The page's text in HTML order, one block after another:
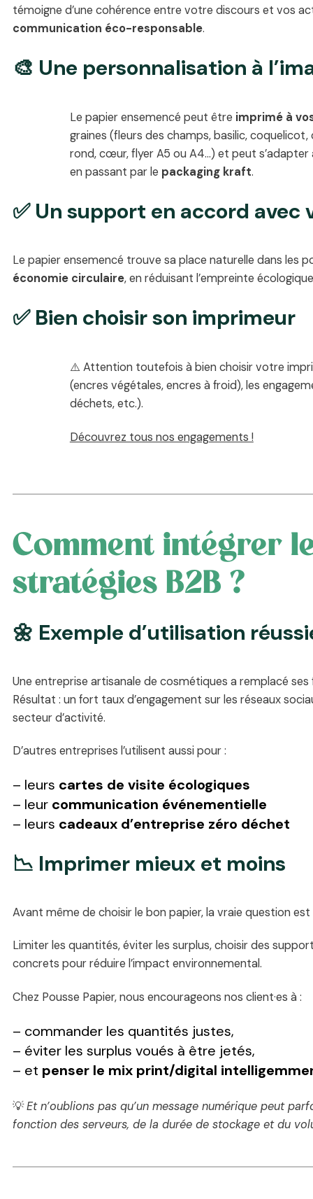
témoigne d’une cohérence entre votre discours et vos
communication éco-responsable.
🎨 Une personnalisation à
Le papier ensemencé peut être imprimé à
graines (fleurs des champs, basilic,
rond, cœur, flyer A5 ou A4…) et peut
en passant par le packaging kraft.
✅ Un support en accord avec
Le papier ensemencé trouve sa place naturelle dans les
économie circulaire, en réduisant l’empreinte
✅ Bien choisir son imprimeur
⚠️ Attention toutefois à bien choisir votre
(encres végétales, encres à froid), les
déchets, etc.).
Découvrez tous nos engagements !
Comment intégrer
stratégies B2B ?
🌼 Exemple d’utilisation
Une entreprise artisanale de cosmétiques a remplacé
Résultat : un fort taux d’engagement sur les réseaux
secteur d’activité.
D’autres entreprises l’utilisent aussi pour :
– leurs cartes de visite écologiques
– leur communication événementielle
– leurs cadeaux d’entreprise zéro déchet
📉 Imprimer mieux et moins
Avant même de choisir le bon papier, la vraie question
Limiter les quantités, éviter les surplus, choisir des
concrets pour réduire l’impact environnemental.
Chez Pousse Papier, nous encourageons nos client·es à :
– commander les quantités justes,
– éviter les surplus voués à être jetés,
– et penser le mix print/digital
💡Et n’oublions pas qu’un message numérique peut
fonction des serveurs, de la durée de stockage et du